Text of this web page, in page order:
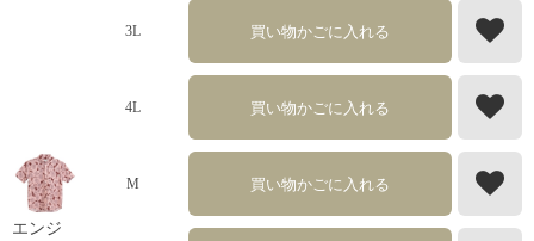
3L 買い物かごに入れる
4L 買い物かごに入れる
エンジ
M 買い物かごに入れる